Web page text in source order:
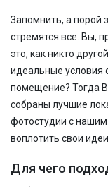
Запомнить, а порой
стремятся все. Вы,
это, как никто
идеальные условия
помещение? Тогда
собраны лучшие
фотостудии с
воплотить свои
Для чего